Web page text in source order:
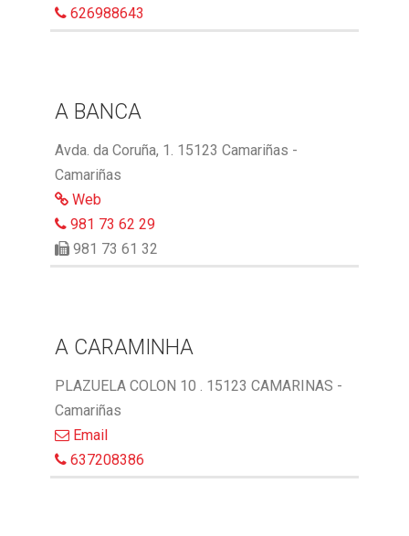
626988643
A BANCA
Avda. da Coruña, 1. 15123 Camariñas -
Camariñas
Web
981 73 62 29
981 73 61 32
A CARAMINHA
PLAZUELA COLON 10 . 15123 CAMARINAS -
Camariñas
Email
637208386